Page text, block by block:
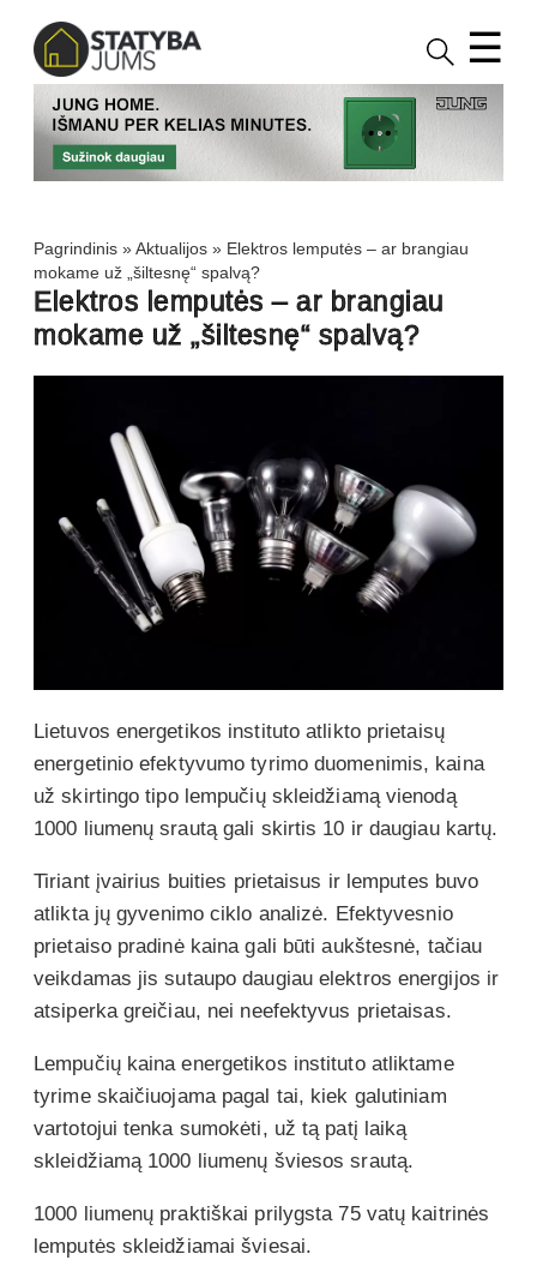
☰
Pagrindinis »Aktualijos » Elektros lemputės – ar brangiau
mokame už „šiltesnę“ spalvą?
Elektros lemputės – ar brangiau
mokame už „šiltesnę“ spalvą?
Lietuvos energetikos instituto atlikto prietaisų
energetinio efektyvumo tyrimo duomenimis, kaina
už skirtingo tipo lempučių skleidžiamą vienodą
1000 liumenų srautą gali skirtis 10 ir daugiau kartų.
Tiriant įvairius buities prietaisus ir lemputes buvo
atlikta jų gyvenimo ciklo analizė. Efektyvesnio
prietaiso pradinė kaina gali būti aukštesnė, tačiau
veikdamas jis sutaupo daugiau elektros energijos ir
atsiperka greičiau, nei neefektyvus prietaisas.
Lempučių kaina energetikos instituto atliktame
tyrime skaičiuojama pagal tai, kiek galutiniam
vartotojui tenka sumokėti, už tą patį laiką
skleidžiamą 1000 liumenų šviesos srautą.
1000 liumenų praktiškai prilygsta 75 vatų kaitrinės
lemputės skleidžiamai šviesai.